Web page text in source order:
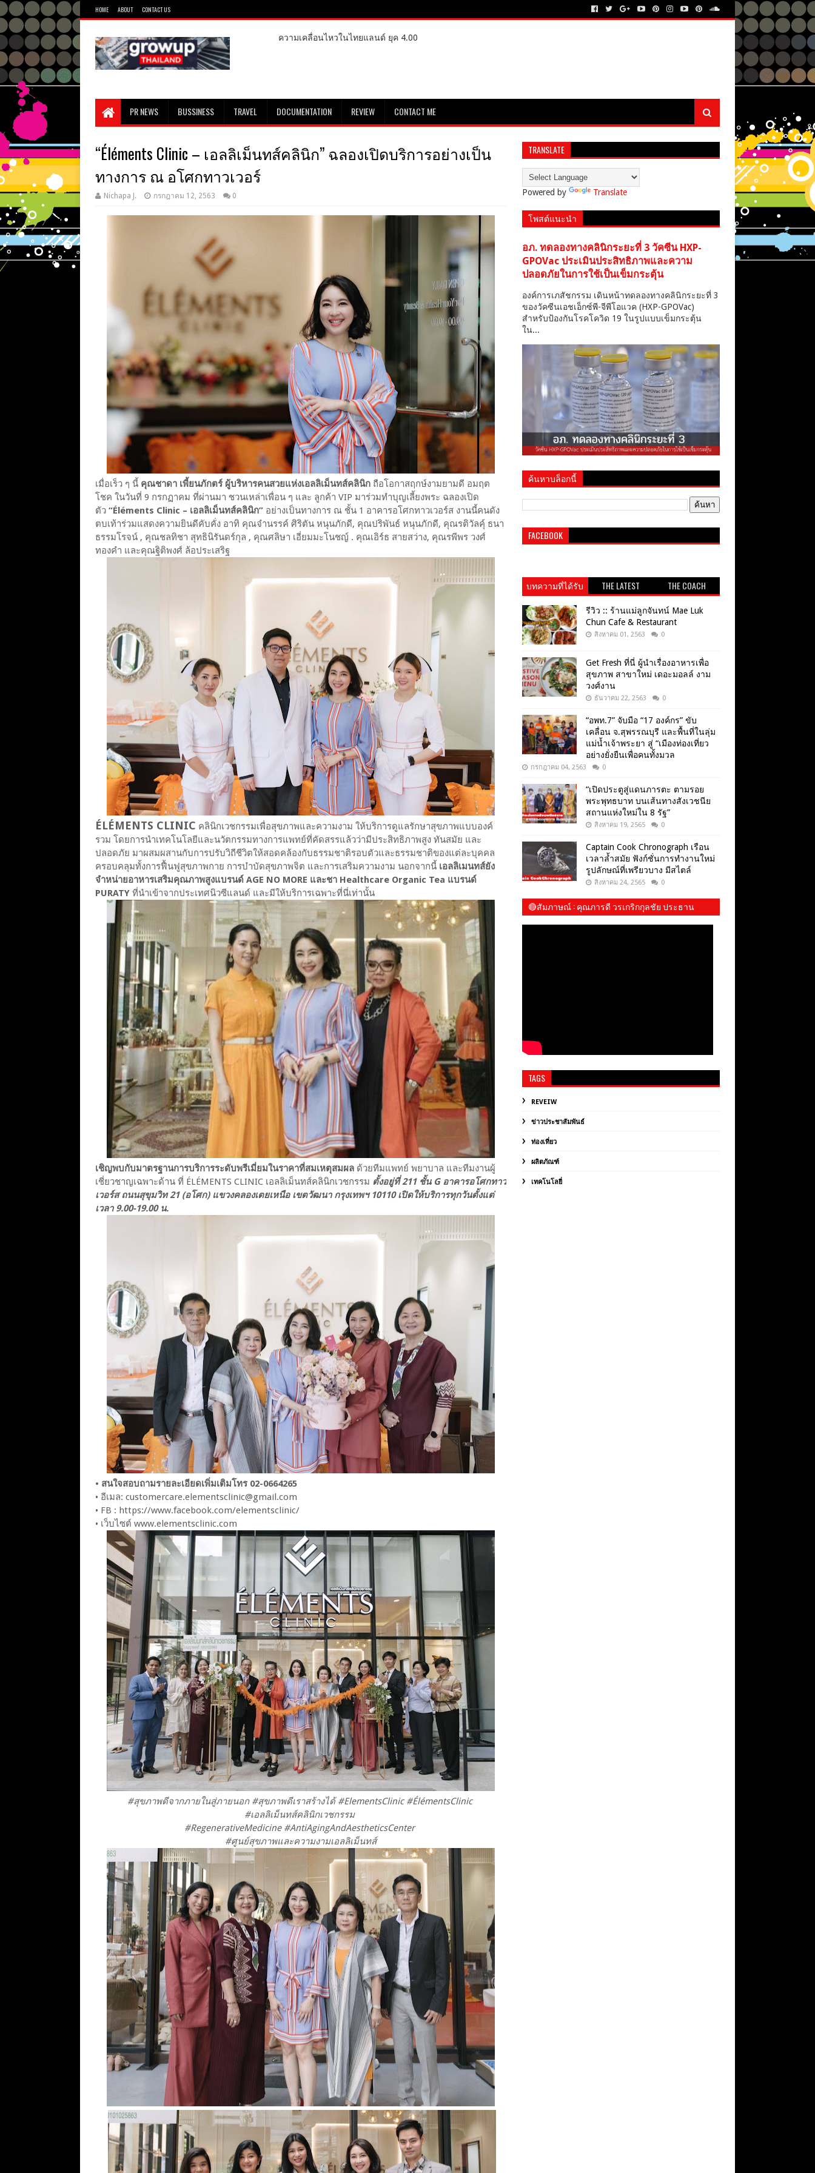
HOME ABOUT CONTACT US
ความเคลื่อนไหวในไทยแลนด์ ยุค 4.00
PR NEWS BUSSINESS TRAVEL DOCUMENTATION REVIEW CONTACT ME
“Éléments Clinic – เอลลิเม็นทส์คลินิก” ฉลองเปิดบริการอย่างเป็น
ทางการ ณ อโศกทาวเวอร์
Nichapa J. กรกฎาคม 12, 2563 0
เมื่อเร็ว ๆ นี้ คุณชาดา เพี้ยนภักตร์ ผู้บริหารคนสวยแห่งเอลลิเม็นทส์คลินิก ถือโอกาสฤกษ์งามยามดี อมฤต
โชค ในวันที่ 9 กรกฏาคม ที่ผ่านมา ชวนเหล่าเพื่อน ๆ และ ลูกค้า VIP มาร่วมทำบุญเลี้ยงพระ ฉลองเปิด
ตัว “Éléments Clinic – เอลลิเม็นทส์คลินิก” อย่างเป็นทางการ ณ ชั้น 1 อาคารอโศกทาวเวอร์ส งานนี้คนดัง
ตบเท้าร่วมแสดงความยินดีคับคั่ง อาทิ คุณจำนรรค์ ศิริตัน หนุนภักดี, คุณปริพันธ์ หนุนภักดี, คุณรติวัลคุ์ ธนา
ธรรมโรจน์ , คุณชลทิชา สุทธินิรันดร์กุล , คุณศลิษา เอี่ยมมะโนชญ์ . คุณเอิร์ธ สายสว่าง, คุณรพีพร วงศ์
ทองคำ และคุณฐิติพงศ์ ล้อประเสริฐ
ÉLÉMENTS CLINIC คลินิกเวชกรรมเพื่อสุขภาพและความงาม ให้บริการดูแลรักษาสุขภาพแบบองค์
รวม โดยการนำเทคโนโลยีและนวัตกรรมทางการแพทย์ที่คัดสรรแล้วว่ามีประสิทธิภาพสูง ทันสมัย และ
ปลอดภัย มาผสมผสานกับการปรับวิถีชีวิตให้สอดคล้องกับธรรมชาติรอบตัวและธรรมชาติของแต่ละบุคคล
ครอบคลุมทั้งการฟื้นฟูสุขภาพกาย การบำบัดสุขภาพจิต และการเสริมความงาม นอกจากนี้ เอลลิเมนทส์ยัง
จำหน่ายอาหารเสริมคุณภาพสูงแบรนด์ AGE NO MORE และชา Healthcare Organic Tea แบรนด์
PURATY ที่นำเข้าจากประเทศนิวซีแลนด์ และมีให้บริการเฉพาะที่นี่เท่านั้น
เชิญพบกับมาตรฐานการบริการระดับพรีเมี่ยมในราคาที่สมเหตุสมผล ด้วยทีมแพทย์ พยาบาล และทีมงานผู้
เชี่ยวชาญเฉพาะด้าน ที่ ÉLÉMENTS CLINIC เอลลิเม็นทส์คลินิกเวชกรรม ตั้งอยู่ที่ 211 ชั้น G อาคารอโศกทาว
เวอร์ส ถนนสุขุมวิท 21 (อโศก) แขวงคลองเตยเหนือ เขตวัฒนา กรุงเทพฯ 10110 เปิดให้บริการทุกวันตั้งแต่
เวลา 9.00-19.00 น.
• สนใจสอบถามรายละเอียดเพิ่มเติมโทร 02-0664265
• อีเมล: customercare.elementsclinic@gmail.com
• FB : https://www.facebook.com/elementsclinic/
• เว็บไซต์ www.elementsclinic.com
#สุขภาพดีจากภายในสู่ภายนอก #สุขภาพดีเราสร้างได้ #ElementsClinic #ÉlémentsClinic
#เอลลิเม็นทส์คลินิกเวชกรรม
#RegenerativeMedicine #AntiAgingAndAestheticsCenter
#ศูนย์สุขภาพและความงามเอลลิเม็นทส์
TRANSLATE
Powered by Translate
โพสต์แนะนำ
อภ. ทดลองทางคลินิกระยะที่ 3 วัคซีน HXP-
GPOVac ประเมินประสิทธิภาพและความ
ปลอดภัยในการใช้เป็นเข็มกระตุ้น
องค์การเภสัชกรรม เดินหน้าทดลองทางคลินิกระยะที่ 3
ของวัคซีนเอชเอ็กซ์พี-จีพีโอแวค (HXP-GPOVac)
สำหรับป้องกันโรคโควิด 19 ในรูปแบบเข็มกระตุ้น
ใน...
ค้นหาบล็อกนี้
FACEBOOK
บทความที่ได้รับ
ความนิยม
THE LATEST THE COACH
รีวิว :: ร้านแม่ลูกจันทน์ Mae Luk
Chun Cafe & Restaurant
สิงหาคม 01, 2563 0
Get​ Fresh​ ที่นี่ ผู้นำเรื่องอาหารเพื่อ
สุขภาพ​ สาขาใหม่ เดอะมอลล์ งาม
วงศ์งาน
ธันวาคม 22, 2563 0
“อพท.7” จับมือ “17 องค์กร” ขับ
เคลื่อน จ.สุพรรณบุรี และพื้นที่ในลุ่ม
แม่น้ำเจ้าพระยา สู่ “เมืองท่องเที่ยว
อย่างยั่งยืนเพื่อคนทั้งมวล
กรกฎาคม 04, 2563 0
“เปิดประตูสู่แดนภารตะ ตามรอย
พระพุทธบาท บนเส้นทางสังเวชนีย
สถานแห่งใหม่ใน 8 รัฐ”
สิงหาคม 19, 2565 0
Captain Cook Chronograph เรือน
เวลาล้ำสมัย ฟังก์ชั่นการทำงานใหม่
รูปลักษณ์ที่เพรียวบาง มีสไตล์
สิงหาคม 24, 2565 0
🔴สัมภาษณ์​ : คุณภารดี วรเกริกกุลชัย ประธาน
ชมรม พสบ.ทบ. และ​ น้องปันปัน
TAGS
REVEIW
ข่าวประชาสัมพันธ์
ท่องเที่ยว
ผลิตภัณฑ์
เทคโนโลยี่